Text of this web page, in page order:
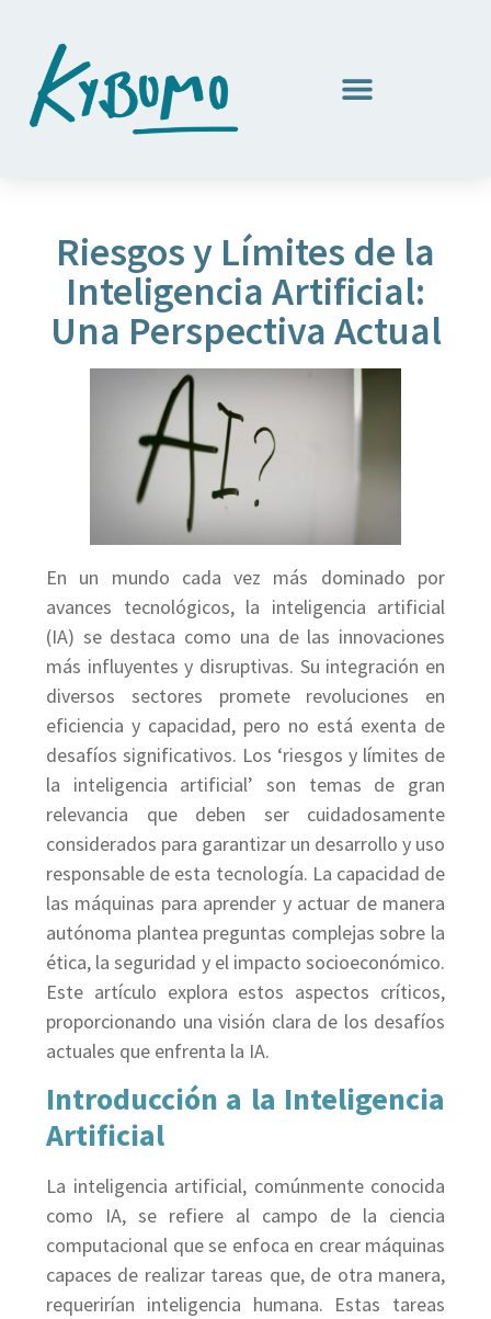
Riesgos y Límites de la
Inteligencia Artificial:
Una Perspectiva Actual
En un mundo cada vez más dominado por
avances tecnológicos, la inteligencia artificial
(IA) se destaca como una de las innovaciones
más influyentes y disruptivas. Su integración en
diversos sectores promete revoluciones en
eficiencia y capacidad, pero no está exenta de
desafíos significativos. Los ‘riesgos y límites de
la inteligencia artificial’ son temas de gran
relevancia que deben ser cuidadosamente
considerados para garantizar un desarrollo y uso
responsable de esta tecnología. La capacidad de
las máquinas para aprender y actuar de manera
autónoma plantea preguntas complejas sobre la
ética, la seguridad y el impacto socioeconómico.
Este artículo explora estos aspectos críticos,
proporcionando una visión clara de los desafíos
actuales que enfrenta la IA.
Introducción a la Inteligencia
Artificial
La inteligencia artificial, comúnmente conocida
como IA, se refiere al campo de la ciencia
computacional que se enfoca en crear máquinas
capaces de realizar tareas que, de otra manera,
requerirían inteligencia humana. Estas tareas